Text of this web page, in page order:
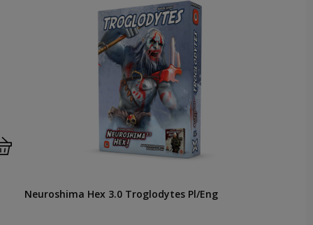
Neuroshima Hex 3.0 Troglodytes Pl/Eng